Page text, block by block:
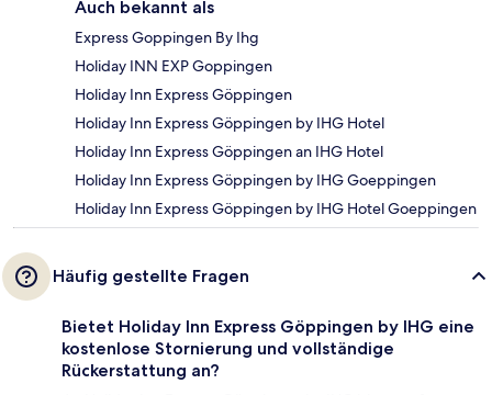
Auch bekannt als
Express Goppingen By Ihg
Holiday INN EXP Goppingen
Holiday Inn Express Göppingen
Holiday Inn Express Göppingen by IHG Hotel
Holiday Inn Express Göppingen an IHG Hotel
Holiday Inn Express Göppingen by IHG Goeppingen
Holiday Inn Express Göppingen by IHG Hotel Goeppingen
Häufig gestellte Fragen
Bietet Holiday Inn Express Göppingen by IHG eine
kostenlose Stornierung und vollständige
Rückerstattung an?